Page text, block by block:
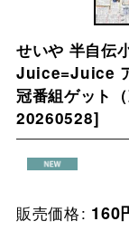
せいや 半自伝
Juice=Juice
冠番組ゲット
20260528]
販売価格: 160